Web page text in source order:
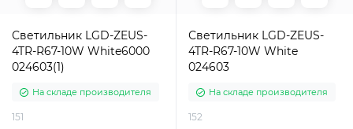
Светильник LGD-ZEUS-
4TR-R67-10W White6000
024603(1)
На складе производителя
151
Светильник LGD-ZEUS-
4TR-R67-10W White
024603
На складе производителя
152